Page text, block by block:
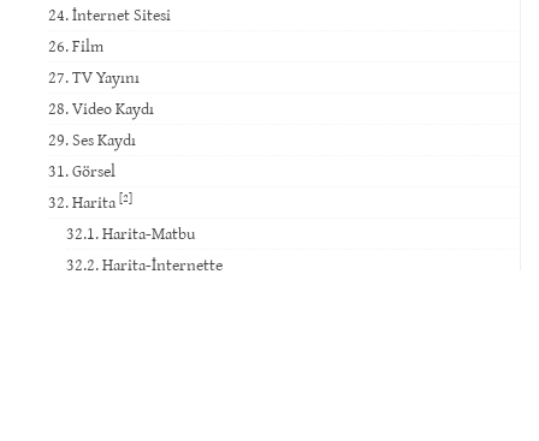
24. İnternet Sitesi
26. Film
27. TV Yayını
28. Video Kaydı
29. Ses Kaydı
31. Görsel
32. Harita [2]
32.1. Harita-Matbu
32.2. Harita-İnternette